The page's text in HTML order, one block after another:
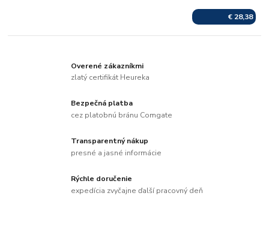
€ 28,38
Overené zákazníkmi
zlatý certifikát Heureka
Bezpečná platba
cez platobnú bránu Comgate
Transparentný nákup
presné a jasné informácie
Rýchle doručenie
expedícia zvyčajne ďalší pracovný deň